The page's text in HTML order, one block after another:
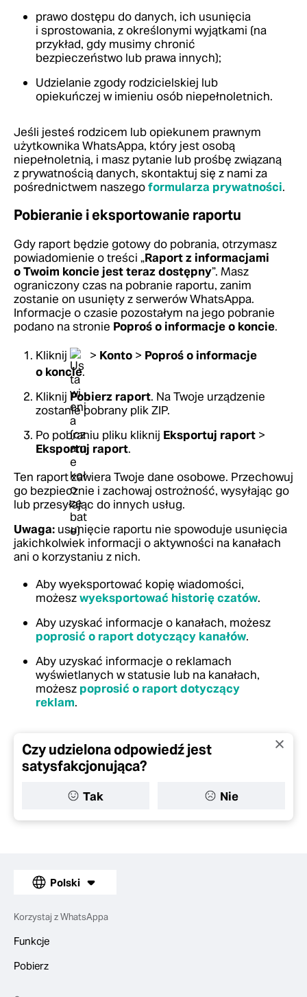
prawo dostępu do danych, ich usunięcia
i sprostowania, z określonymi wyjątkami (na
przykład, gdy musimy chronić
bezpieczeństwo lub prawa innych);
Udzielanie zgody rodzicielskiej lub
opiekuńczej w imieniu osób niepełnoletnich.
Jeśli jesteś rodzicem lub opiekunem prawnym
użytkownika WhatsAppa, który jest osobą
niepełnoletnią, i masz pytanie lub prośbę związaną
z prywatnością danych, skontaktuj się z nami za
pośrednictwem naszegoformularza prywatności.
Pobieranie i eksportowanie raportu
Gdy raport będzie gotowy do pobrania, otrzymasz
powiadomienie o treści „Raport z informacjami
o Twoim koncie jest teraz dostępny”. Masz
ograniczony czas na pobranie raportu, zanim
zostanie on usunięty z serwerów WhatsAppa.
Informacje o czasie pozostałym na jego pobranie
podano na stronie Poproś o informacje o koncie.
Kliknij
> Konto > Poproś o informacje
o koncie.
Kliknij Pobierz raport. Na Twoje urządzenie
zostanie pobrany plik ZIP.
Po pobraniu pliku kliknij Eksportuj raport >
Eksportuj raport.
Ten raport zawiera Twoje dane osobowe. Przechowuj
go bezpiecznie i zachowaj ostrożność, wysyłając go
lub przesyłając do innych usług.
Uwaga: usunięcie raportu nie spowoduje usunięcia
jakichkolwiek informacji o aktywności na kanałach
ani o korzystaniu z nich.
Aby wyeksportować kopię wiadomości,
możeszwyeksportować historię czatów.
Aby uzyskać informacje o kanałach, możesz
poprosić o raport dotyczący kanałów.
Aby uzyskać informacje o reklamach
wyświetlanych w statusie lub na kanałach,
możesz poprosić o raport dotyczący
reklam.
Czy udzielona odpowiedź jest
satysfakcjonująca?
Tak Nie
Polski
Korzystaj z WhatsAppa
Funkcje
Pobierz